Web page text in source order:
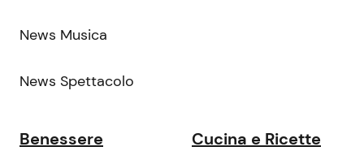
News Musica
News Spettacolo
Benessere Cucina e Ricette